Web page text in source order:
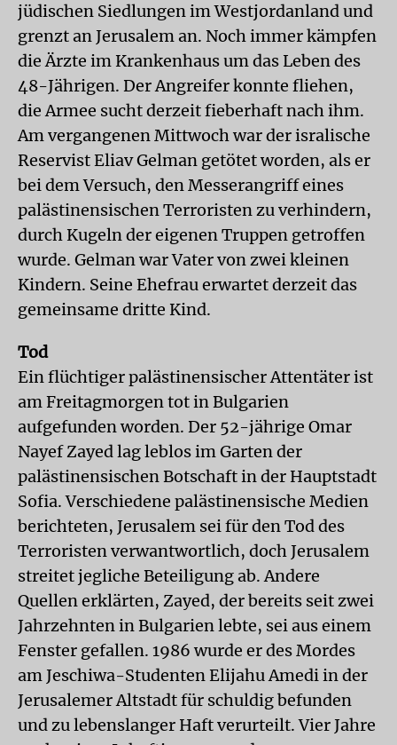
jüdischen Siedlungen im Westjordanland und
grenzt an Jerusalem an. Noch immer kämpfen
die Ärzte im Krankenhaus um das Leben des
48-Jährigen. Der Angreifer konnte fliehen,
die Armee sucht derzeit fieberhaft nach ihm.
Am vergangenen Mittwoch war der isralische
Reservist Eliav Gelman getötet worden, als er
bei dem Versuch, den Messerangriff eines
palästinensischen Terroristen zu verhindern,
durch Kugeln der eigenen Truppen getroffen
wurde. Gelman war Vater von zwei kleinen
Kindern. Seine Ehefrau erwartet derzeit das
gemeinsame dritte Kind.
Tod
Ein flüchtiger palästinensischer Attentäter ist
am Freitagmorgen tot in Bulgarien
aufgefunden worden. Der 52-jährige Omar
Nayef Zayed lag leblos im Garten der
palästinensischen Botschaft in der Hauptstadt
Sofia. Verschiedene palästinensische Medien
berichteten, Jerusalem sei für den Tod des
Terroristen verwantwortlich, doch Jerusalem
streitet jegliche Beteiligung ab. Andere
Quellen erklärten, Zayed, der bereits seit zwei
Jahrzehnten in Bulgarien lebte, sei aus einem
Fenster gefallen. 1986 wurde er des Mordes
am Jeschiwa-Studenten Elijahu Amedi in der
Jerusalemer Altstadt für schuldig befunden
und zu lebenslanger Haft verurteilt. Vier Jahre